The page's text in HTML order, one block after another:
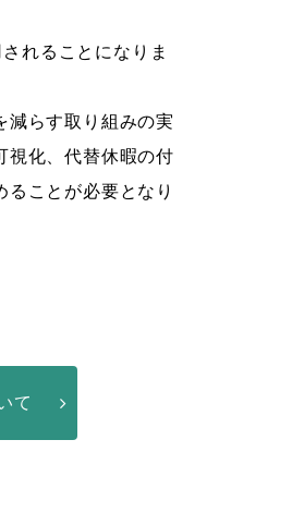
れることになりま
減らす取り組みの実
視化、代替休暇の付
ことが必要となり
て